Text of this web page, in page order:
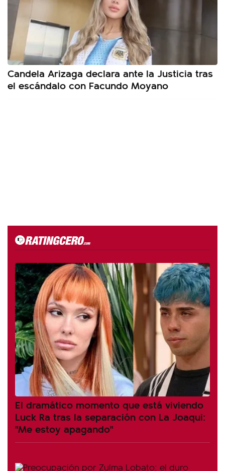
Candela Arizaga declara ante la Justicia tras
el escándalo con Facundo Moyano
El dramático momento que está viviendo
Luck Ra tras la separación con La Joaqui:
"Me estoy apagando"